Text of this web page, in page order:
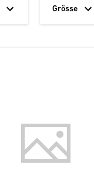
Grösse